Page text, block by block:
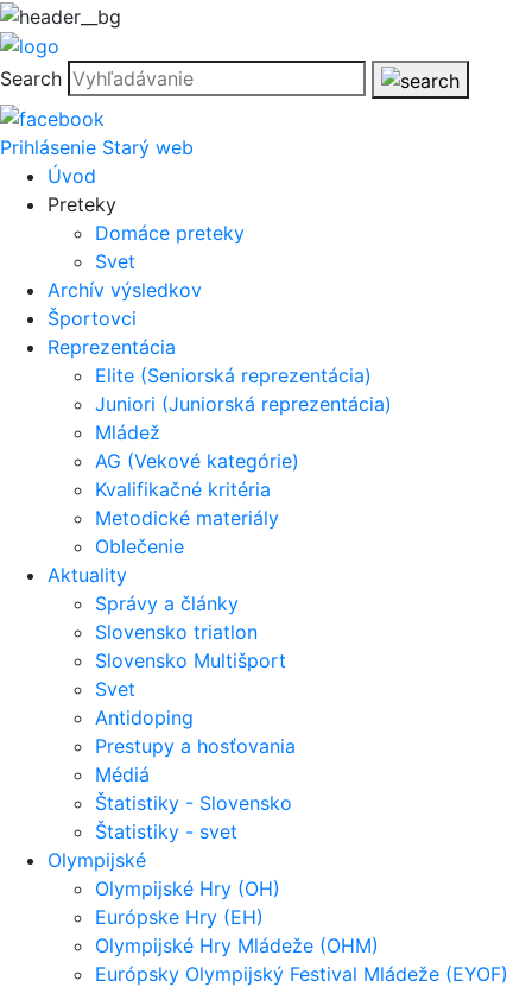
Search
Prihlásenie Starý web
Úvod
Preteky
Domáce preteky
Svet
Archív výsledkov
Športovci
Reprezentácia
Elite (Seniorská reprezentácia)
Juniori (Juniorská reprezentácia)
Mládež
AG (Vekové kategórie)
Kvalifikačné kritéria
Metodické materiály
Oblečenie
Aktuality
Správy a články
Slovensko triatlon
Slovensko Multišport
Svet
Antidoping
Prestupy a hosťovania
Médiá
Štatistiky - Slovensko
Štatistiky - svet
Olympijské
Olympijské Hry (OH)
Európske Hry (EH)
Olympijské Hry Mládeže (OHM)
Európsky Olympijský Festival Mládeže (EYOF)